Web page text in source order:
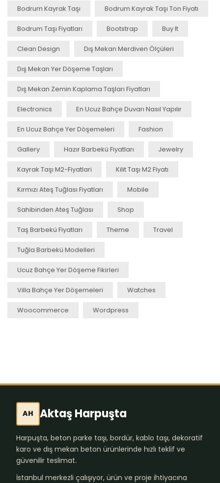
Bodrum Kayrak Taşı Bodrum Kayrak Taşı Ton Fiyatı
Bodrum Taşı Fiyatları Bootstrap Buy It
Clean Design Dış Mekan Merdiven Ölçüleri
Dış Mekan Yer Döşeme Taşları
Dış Mekan Zemin Kaplama Taşları Fiyatları
Electronics En Ucuz Bahçe Duvarı Nasıl Yapılır
En Ucuz Bahçe Yer Döşemeleri Fashion
Gallery Hazır Barbekü Fiyatları Jewelry
Kayrak Taşı M2-Fiyatlari Kilit Taşı M2 Fiyatı
Kırmızı Ateş Tuğlası Fiyatları Mobile
Sahibinden Ateş Tuğlası Shop
Taş Barbekü Fiyatları Theme Travel
Tuğla Barbekü Modelleri
Ucuz Bahçe Yer Döşeme Fikirleri
Villa Bahçe Yer Döşemeleri Watches
Woocommerce Wordpress
AH Aktaş Harpuşta
Harpuşta, beton parke taşı, bordür, kablo taşı, dekoratif
karo ve dış mekan beton ürünlerinde hızlı teklif ve
güvenilir teslimat.
İstanbul merkezli çalışıyor, ürün ve proje ihtiyacına